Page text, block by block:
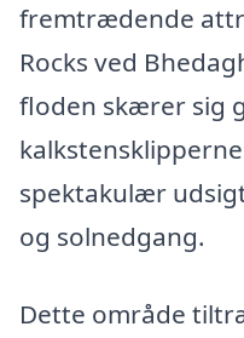
fremtrædende
Rocks ved
floden skærer sig
spektakulær
og solnedgang.
Dette område